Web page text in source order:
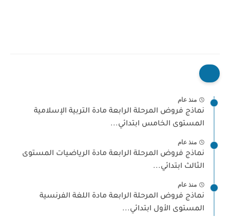
منذ عام
نماذج فروض المرحلة الرابعة مادة التربية الإسلامية
المستوى الخامس ابتدائي...
منذ عام
نماذج فروض المرحلة الرابعة مادة الرياضيات المستوى
الثالث ابتدائي...
منذ عام
نماذج فروض المرحلة الرابعة مادة اللغة الفرنسية
المستوى الأول ابتدائي...